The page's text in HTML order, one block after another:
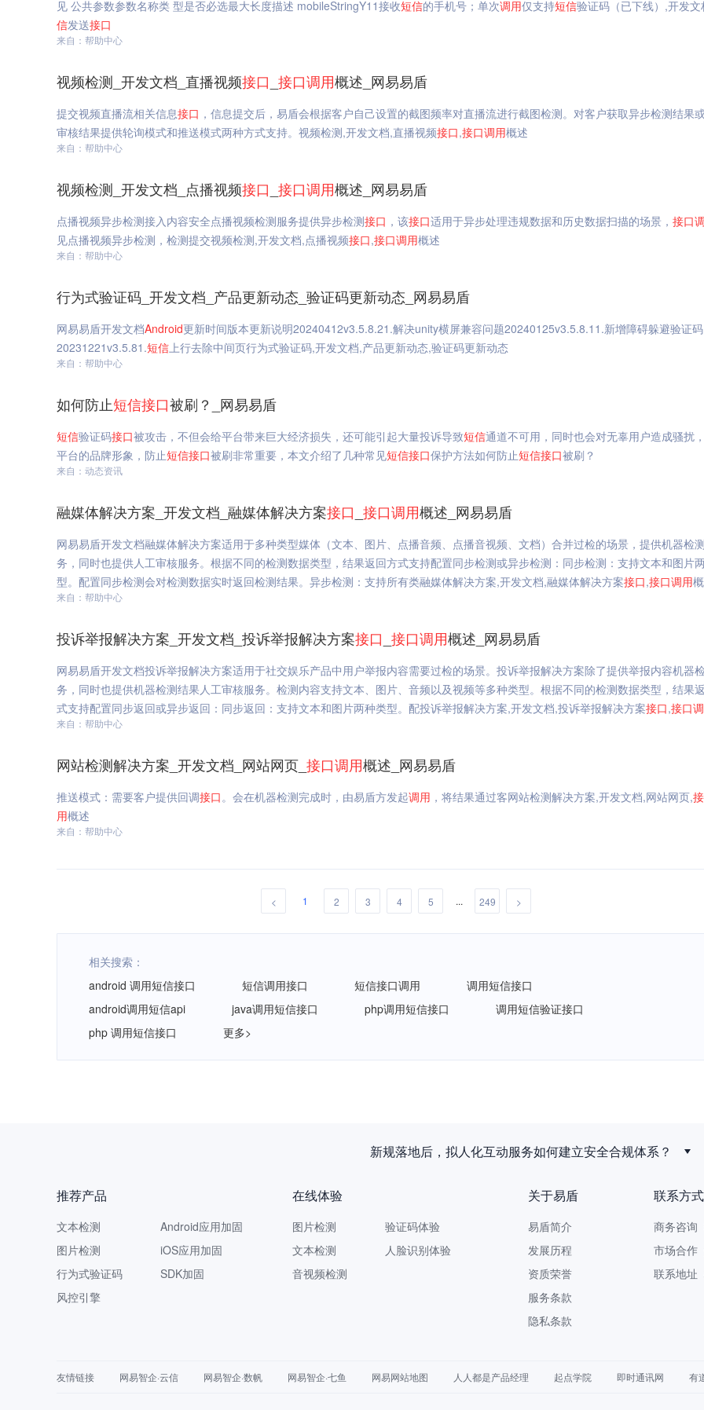
见 公共参数参数名称类 型是否必选最大长度描述 mobileStringY11接收短信的手机号；单次调用仅支持短信验证码（已下线）,开发文
信发送接口
来自：帮助中心
视频检测_开发文档_直播视频接口 接口调用概述_网易易盾
提交视频直播流相关信息接口 ，信息提交后，易盾会根据客户自己设置的截图频率对直播流进行截图检测。对客户获取异步检测结果
审核结果提供轮询模式和推送模式两种方式支持。视频检测,开发文档,直播视频接口,接口调用概述
来自：帮助中心
视频检测_开发文档_点播视频接口 接口调用概述_网易易盾
点播视频异步检测接入内容安全点播视频检测服务提供异步检测接口 ，该接口适用于异步处理违规数据和历史数据扫描的场景， 接口
见点播视频异步检测，检测提交视频检测,开发文档,点播视频接口,接口调用概述
来自：帮助中心
行为式验证码_开发文档_产品更新动态_验证码更新动态_网易易盾
网易易盾开发文档Android更新时间版本更新说明20240412v3.5.8.21.解决unity横屏兼容问题20240125v3.5.8.11.新增障碍躲避验证码
20231221v3.5.81.短信上行去除中间页行为式验证码,开发文档,产品更新动态,验证码更新动态
来自：帮助中心
如何防止短信接口被刷？_网易易盾
短信验证码接口被攻击，不但会给平台带来巨大经济损失，还可能引起大量投诉导致短信通道不可用，同时也会对无辜用户造成骚扰
平台的品牌形象，防止短信接口被刷非常重要，本文介绍了几种常见短信接口保护方法如何防止短信接口被刷？
来自：动态资讯
融媒体解决方案_开发文档_融媒体解决方案接口 接口调用概述_网易易盾
网易易盾开发文档融媒体解决方案适用于多种类型媒体（文本、图片、点播音频、点播音视频、文档）合并过检的场景，提供机器检
务，同时也提供人工审核服务。根据不同的检测数据类型，结果返回方式支持配置同步检测或异步检测：同步检测：支持文本和图片
型。配置同步检测会对检测数据实时返回检测结果。异步检测：支持所有类融媒体解决方案,开发文档,融媒体解决方案接口,接口调用
来自：帮助中心
投诉举报解决方案_开发文档_投诉举报解决方案接口 接口调用概述_网易易盾
网易易盾开发文档投诉举报解决方案适用于社交娱乐产品中用户举报内容需要过检的场景。投诉举报解决方案除了提供举报内容机器
务，同时也提供机器检测结果人工审核服务。检测内容支持文本、图片、音频以及视频等多种类型。根据不同的检测数据类型，结果
式支持配置同步返回或异步返回：同步返回：支持文本和图片两种类型。配投诉举报解决方案,开发文档,投诉举报解决方案接口,接口
述
来自：帮助中心
网站检测解决方案_开发文档_网站网页_ 接口调用概述_网易易盾
推送模式：需要客户提供回调接口。会在机器检测完成时，由易盾方发起调用 ，将结果通过客网站检测解决方案,开发文档,网站网页,
用概述
来自：帮助中心
< 1 2 3 4 5 ... 249 >
相关搜索：
android 调用短信接口
短信调用接口 短信接口调用
调用短信接口
android调用短信api
java调用短信接口 php调用短信接口
调用短信验证接口
php 调用短信接口
更多>
新规落地后，拟人化互动服务如何建立安全合规体系？
推荐产品
文本检测
图片检测
行为式验证码
风控引擎
Android应用加固
iOS应用加固
SDK加固
在线体验
图片检测
文本检测
音视频检测
验证码体验
人脸识别体验
关于易盾
易盾简介
发展历程
资质荣誉
服务条款
隐私条款
联系方式
商务咨询
市场合作
联系地址
友情链接 网易智企·云信 网易智企·数帆 网易智企·七鱼 网易网站地图 人人都是产品经理 起点学院 即时通讯网 有